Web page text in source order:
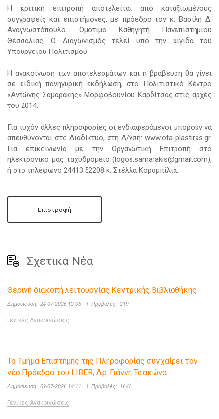
Η κριτική επιτροπή αποτελείται από καταξιωμένους
συγγραφείς και επιστήμονες, με πρόεδρο τον κ. Βασίλη Δ.
Αναγνωστόπουλο, Ομότιμο Καθηγητή Πανεπιστημίου
Θεσσαλίας. Ο Διαγωνισμός τελεί υπό την αιγίδα του
Υπουργείου Πολιτισμού.
Η ανακοίνωση των αποτελεσμάτων και η βράβευση θα γίνει
σε ειδική πανηγυρική εκδήλωση, στο Πολιτιστικό Κέντρο
«Αντώνης Σαμαράκης» Μορφοβουνίου Καρδίτσας στις αρχές
του 2014.
Για τυχόν άλλες πληροφορίες οι ενδιαφερόμενοι μπορούν να
απευθύνονται στο Διαδίκτυο, στη Δ/νση: www.ota-plastiras.gr.
Για επικοινωνία με την Οργανωτική Επιτροπή στο
ηλεκτρονικό μας ταχυδρομείο (logos.samarakis@gmail.com),
ή στo τηλέφωνο 24413.52208 κ. Στέλλα Κορομπίλια.
Επιστροφή
Σχετικά Νέα
Θερινή διακοπή λειτουργίας Κεντρικής Βιβλιοθήκης
Δημοσίευση: 24-07-2026 12:06 | Προβολές: 219
Γενικές Ανακοινώσεις
Το Τμήμα Επιστήμης της Πληροφορίας συγχαίρει τον
νέο Πρόεδρο του LIBER, Δρ. Γιάννη Τσακώνα
Δημοσίευση: 09-07-2026 14:11 | Προβολές: 1645
Γενικές Ανακοινώσεις